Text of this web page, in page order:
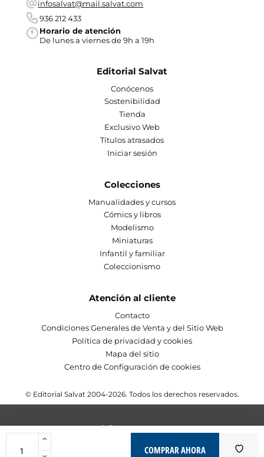
COMPRAR AHORA
infosalvat@mail.salvat.com
936 212 433
Horario de atención
De lunes a viernes de 9h a 19h
Editorial Salvat
Conócenos
Sostenibilidad
Tienda
Exclusivo Web
Títulos atrasados
Iniciar sesión
Colecciones
Manualidades y cursos
Cómics y libros
Modelismo
Miniaturas
Infantil y familiar
Coleccionismo
Atención al cliente
Contacto
Condiciones Generales de Venta y del Sitio Web
Política de privacidad y cookies
Mapa del sitio
Centro de Configuración de cookies
© Editorial Salvat 2004-2026. Todos los derechos reservados.